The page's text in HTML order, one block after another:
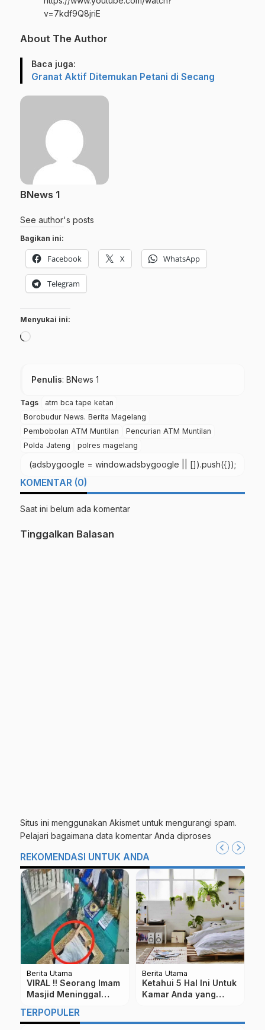
v=7kdf9Q8jriE
About The Author
Baca juga:
Granat Aktif Ditemukan Petani di Secang
BNews 1
See author's posts
Bagikan ini:
Facebook X WhatsApp
Telegram
Menyukai ini:
Memuat...
Penulis: BNews 1
Tags
atm bca tape ketan
Borobudur News. Berita Magelang
Pembobolan ATM Muntilan
Pencurian ATM Muntilan
Polda Jateng
polres magelang
(adsbygoogle = window.adsbygoogle || []).push({});
KOMENTAR (0)
Saat ini belum ada komentar
Tinggalkan Balasan
Situs ini menggunakan Akismet untuk mengurangi spam.
Pelajari bagaimana data komentar Anda diproses
REKOMENDASI UNTUK ANDA
Berita Utama
Perkuat Sinergitas,
Polres Magelang Kota
Magelang Teken MoU
Berita Utama
5 Sekolah Di
Kabupaten Magelang
TERPOPULER